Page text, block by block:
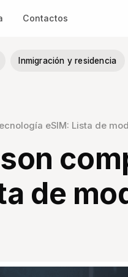
Contactos
Inmigración y residencia
eSIM: Lista de
de